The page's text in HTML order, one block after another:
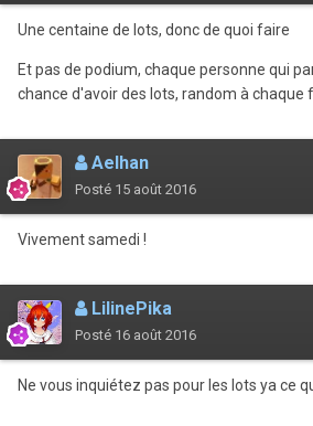
Une centaine de lots, donc de quoi faire
Et pas de podium, chaque personne qui
chance d'avoir des lots, random à chaque
Aelhan
Posté 15 août 2016
Vivement samedi !
LilinePika
Posté 16 août 2016
Ne vous inquiétez pas pour les lots ya ce